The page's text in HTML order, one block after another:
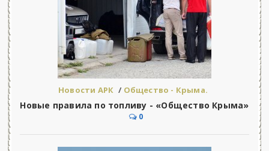
Новости АРК / Общество - Крыма.
Новые правила по топливу - «Общество Крыма»
0